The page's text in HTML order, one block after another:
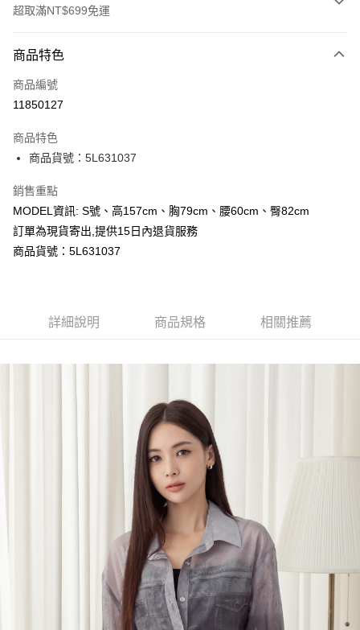
超取滿NT$699免運
信用卡一次付款
超商取貨付款
Apple Pay
Google Pay
運送方式
全家取貨付款
每筆NT$80，滿NT$699(含以上)免運費
每筆NT$80，滿NT$699(含以上)免運費
每筆NT$120，滿NT$699(含以上)免運費
商品特色
商品編號
11850127
商品特色
商品貨號：5L631037
銷售重點
MODEL資訊: S號、高157cm、胸79cm、腰60cm、臀82cm
訂單為現貨寄出,提供15日內退貨服務
商品貨號：5L631037
詳細說明 商品規格 相關推薦